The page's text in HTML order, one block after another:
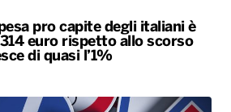
pro capite degli italiani è
euro rispetto allo scorso
di quasi l’1%